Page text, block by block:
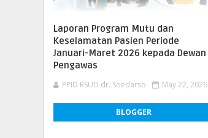
Laporan Program Mutu dan
Keselamatan Pasien Periode
Januari-Maret 2026 kepada Dewan
Pengawas
PPID RSUD dr. Soedarso May 22, 2026
BLOGGER